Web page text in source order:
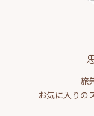
旅
お気に入りの